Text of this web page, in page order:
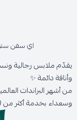
اي سفن
يقدّم ملابس رجالية
وأناقة دائمة ✨
من أشهر البراندات
وسعداء بخدمة أكثر من 300,000 عميل حول المملكة.